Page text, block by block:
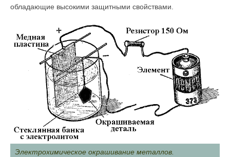
обладающие высокими защитными свойствами.
Электрохимическое окрашивание металлов.